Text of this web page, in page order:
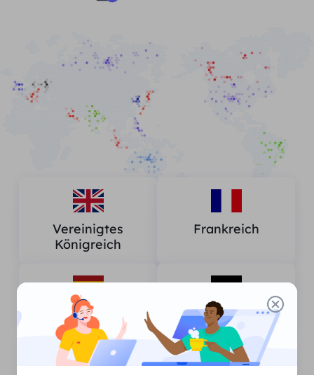
Vereinigtes
Königreich
Frankreich
Spanien Deutschland